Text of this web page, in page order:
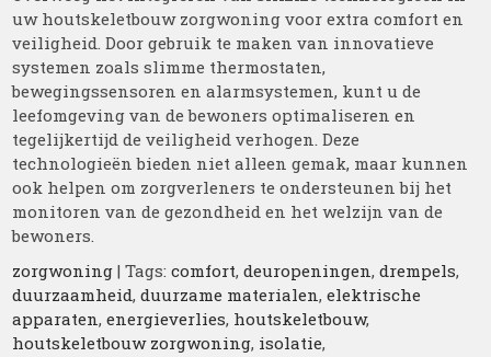
uw houtskeletbouw zorgwoning voor extra comfort en
veiligheid. Door gebruik te maken van innovatieve
systemen zoals slimme thermostaten,
bewegingssensoren en alarmsystemen, kunt u de
leefomgeving van de bewoners optimaliseren en
tegelijkertijd de veiligheid verhogen. Deze
technologieën bieden niet alleen gemak, maar kunnen
ook helpen om zorgverleners te ondersteunen bij het
monitoren van de gezondheid en het welzijn van de
bewoners.
zorgwoning | Tags:comfort,deuropeningen,drempels,
duurzaamheid,duurzame materialen,elektrische
apparaten,energieverlies, houtskeletbouw,
houtskeletbouw zorgwoning, isolatie,